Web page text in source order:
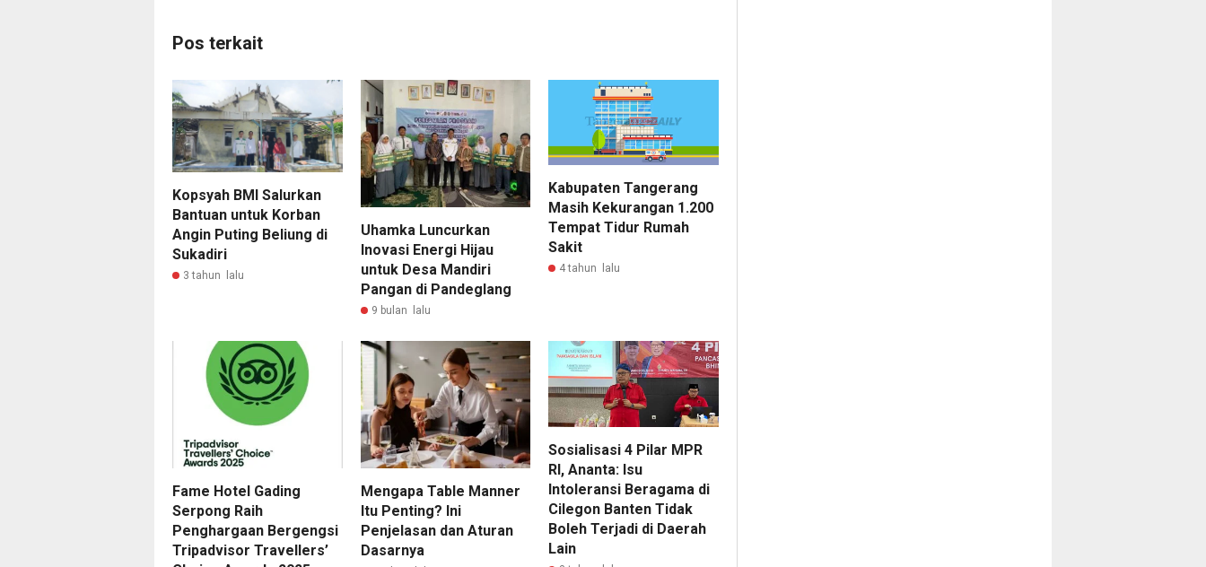
Pos terkait
Kopsyah BMI Salurkan
Bantuan untuk Korban
Angin Puting Beliung di
Sukadiri
3 tahun lalu
Uhamka Luncurkan
Inovasi Energi Hijau
untuk Desa Mandiri
Pangan di Pandeglang
9 bulan lalu
Kabupaten Tangerang
Masih Kekurangan 1.200
Tempat Tidur Rumah
Sakit
4 tahun lalu
Fame Hotel Gading
Serpong Raih
Penghargaan Bergengsi
Tripadvisor Travellers’
Mengapa Table Manner
Itu Penting? Ini
Penjelasan dan Aturan
Dasarnya
Sosialisasi 4 Pilar MPR
RI, Ananta: Isu
Intoleransi Beragama di
Cilegon Banten Tidak
Boleh Terjadi di Daerah
Lain